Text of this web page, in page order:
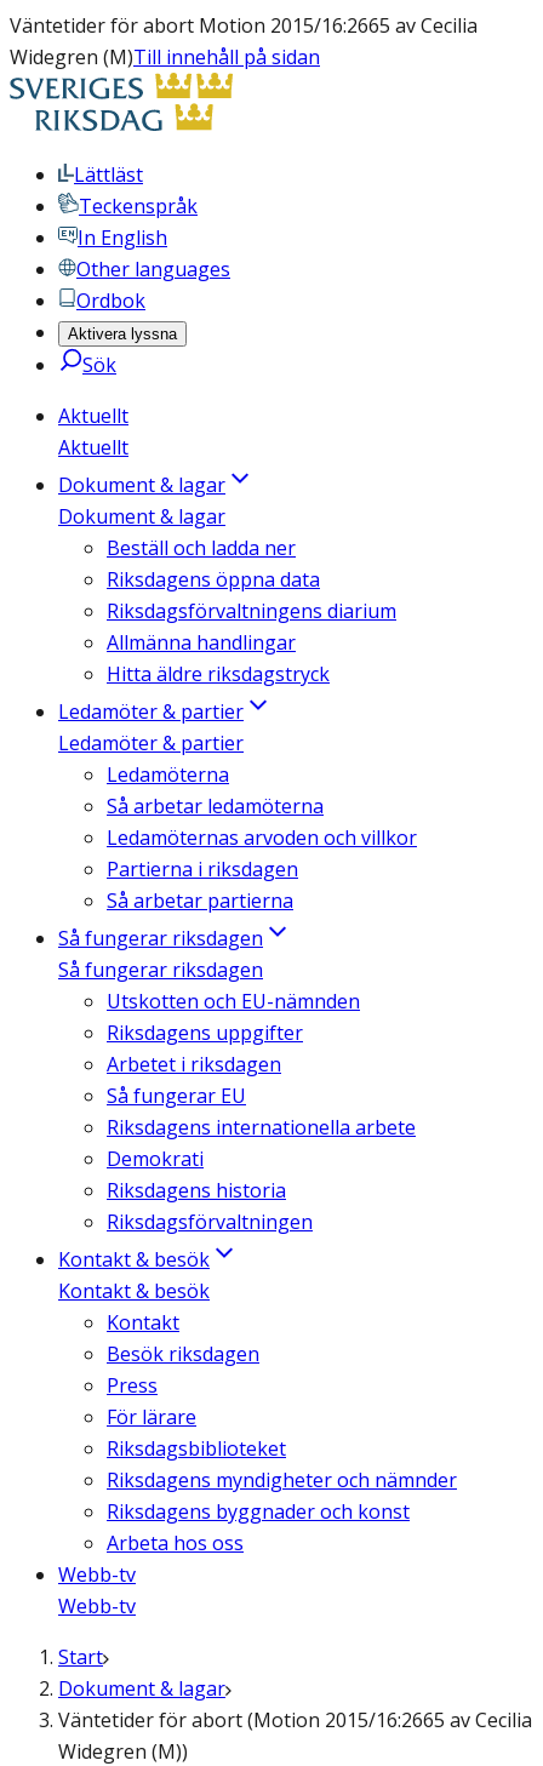
Väntetider för abort Motion 2015/16:2665 av Cecilia
Widegren (M)Till innehåll på sidan
Lättläst
Teckenspråk
In English
Other languages
Ordbok
Aktivera lyssna
Sök
Aktuellt
Aktuellt
Dokument & lagar
Dokument & lagar
Beställ och ladda ner
Riksdagens öppna data
Riksdagsförvaltningens diarium
Allmänna handlingar
Hitta äldre riksdagstryck
Ledamöter & partier
Ledamöter & partier
Ledamöterna
Så arbetar ledamöterna
Ledamöternas arvoden och villkor
Partierna i riksdagen
Så arbetar partierna
Så fungerar riksdagen
Så fungerar riksdagen
Utskotten och EU-nämnden
Riksdagens uppgifter
Arbetet i riksdagen
Så fungerar EU
Riksdagens internationella arbete
Demokrati
Riksdagens historia
Riksdagsförvaltningen
Kontakt & besök
Kontakt & besök
Kontakt
Besök riksdagen
Press
För lärare
Riksdagsbiblioteket
Riksdagens myndigheter och nämnder
Riksdagens byggnader och konst
Arbeta hos oss
Webb-tv
Webb-tv
Start
Dokument & lagar
Väntetider för abort (Motion 2015/16:2665 av Cecilia
Widegren (M))